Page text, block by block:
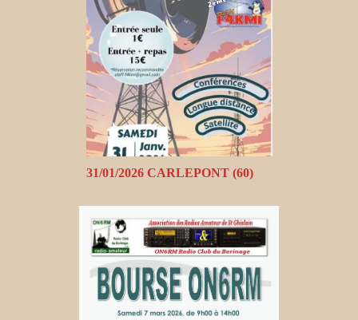
31/01/2026 CARLEPONT (60)